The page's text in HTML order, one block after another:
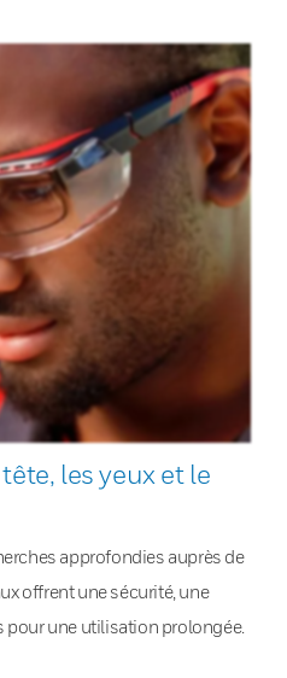
les yeux et le
approfondies auprès de
offrent une sécurité, une
une utilisation prolongée.